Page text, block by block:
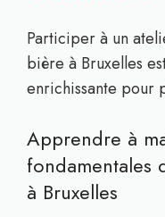
Participer à un
bière à Bruxelles
enrichissante pour
Apprendre à
fondamentales
à Bruxelles